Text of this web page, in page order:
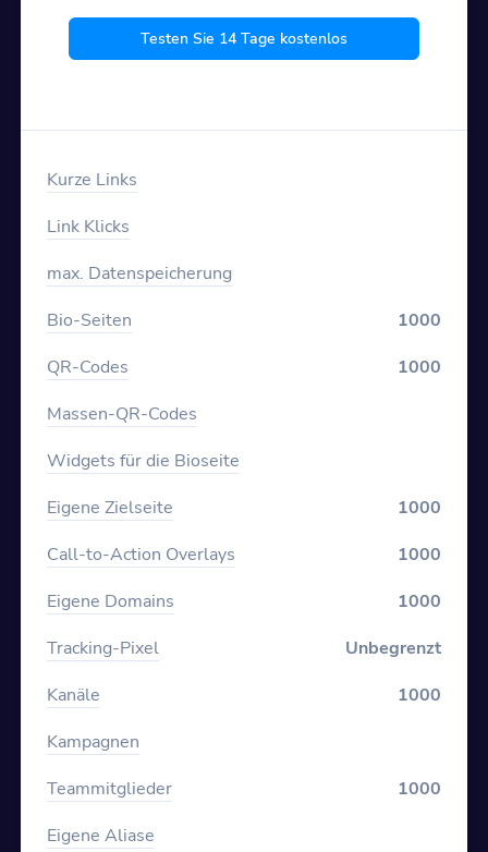
Testen Sie 14 Tage kostenlos
Kurze Links
Link Klicks
max. Datenspeicherung
Bio-Seiten
1000
QR-Codes
1000
Massen-QR-Codes
Widgets für die Bioseite
Eigene Zielseite
1000
Call-to-Action Overlays
1000
Eigene Domains
1000
Tracking-Pixel
Unbegrenzt
Kanäle
1000
Kampagnen
Teammitglieder
1000
Eigene Aliase